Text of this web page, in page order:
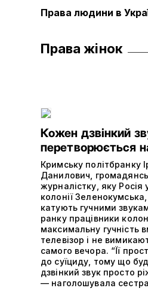
Права людини в
Права жінок
Кожен дзвінкий
перетворюється
Кримську політбранку
Данилович,
журналістку, яку Росія
колонії
катують гучними
ранку працівники
максимальну гучність
телевізор і не
самого вечора. “Її
до суїциду, тому що
дзвінкий звук просто
— наголошувала